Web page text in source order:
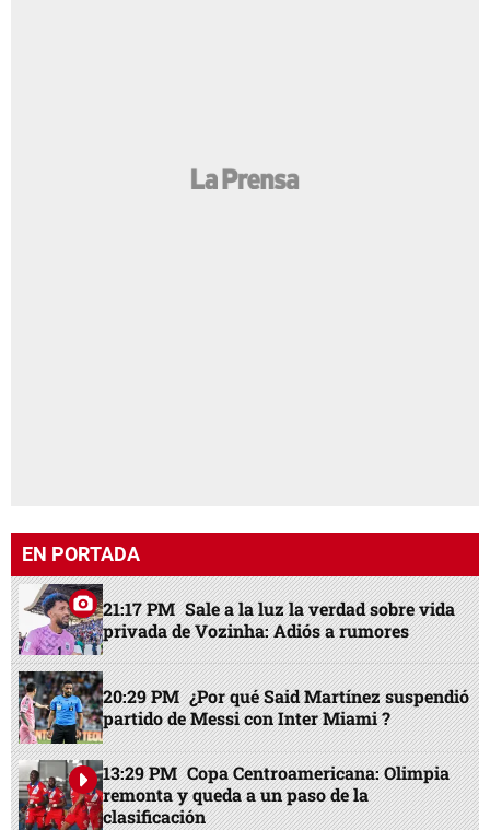
EN PORTADA
21:17 PM Sale a la luz la verdad sobre vida
privada de Vozinha: Adiós a rumores
20:29 PM ¿Por qué Said Martínez suspendió
partido de Messi con Inter Miami ?
13:29 PM Copa Centroamericana: Olimpia
remonta y queda a un paso de la
clasificación